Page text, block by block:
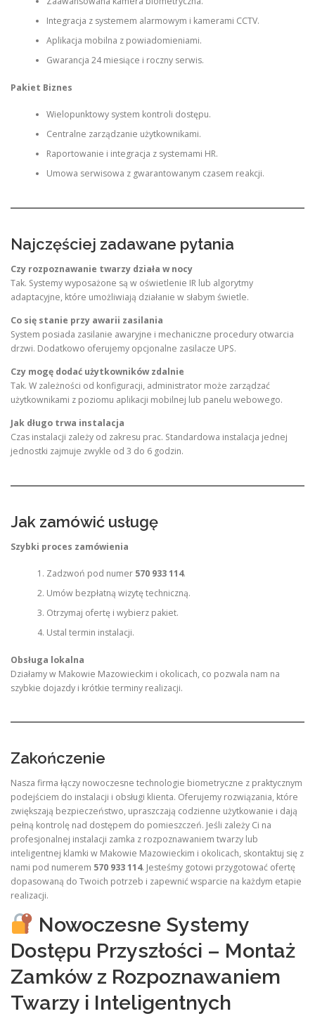
Integracja z systemem alarmowym i kamerami CCTV.
Aplikacja mobilna z powiadomieniami.
Gwarancja 24 miesiące i roczny serwis.
Pakiet Biznes
Wielopunktowy system kontroli dostępu.
Centralne zarządzanie użytkownikami.
Raportowanie i integracja z systemami HR.
Umowa serwisowa z gwarantowanym czasem reakcji.
Najczęściej zadawane pytania
Czy rozpoznawanie twarzy działa w nocy
Tak. Systemy wyposażone są w oświetlenie IR lub algorytmy
adaptacyjne, które umożliwiają działanie w słabym świetle.
Co się stanie przy awarii zasilania
System posiada zasilanie awaryjne i mechaniczne procedury otwarcia
drzwi. Dodatkowo oferujemy opcjonalne zasilacze UPS.
Czy mogę dodać użytkowników zdalnie
Tak. W zależności od konfiguracji, administrator może zarządzać
użytkownikami z poziomu aplikacji mobilnej lub panelu webowego.
Jak długo trwa instalacja
Czas instalacji zależy od zakresu prac. Standardowa instalacja jednej
jednostki zajmuje zwykle od 3 do 6 godzin.
Jak zamówić usługę
Szybki proces zamówienia
Zadzwoń pod numer 570 933 114.
Umów bezpłatną wizytę techniczną.
Otrzymaj ofertę i wybierz pakiet.
Ustal termin instalacji.
Obsługa lokalna
Działamy w Makowie Mazowieckim i okolicach, co pozwala nam na
szybkie dojazdy i krótkie terminy realizacji.
Zakończenie
Nasza firma łączy nowoczesne technologie biometryczne z praktycznym
podejściem do instalacji i obsługi klienta. Oferujemy rozwiązania, które
zwiększają bezpieczeństwo, upraszczają codzienne użytkowanie i dają
pełną kontrolę nad dostępem do pomieszczeń. Jeśli zależy Ci na
profesjonalnej instalacji zamka z rozpoznawaniem twarzy lub
inteligentnej klamki w Makowie Mazowieckim i okolicach, skontaktuj się z
nami pod numerem 570 933 114. Jesteśmy gotowi przygotować ofertę
dopasowaną do Twoich potrzeb i zapewnić wsparcie na każdym etapie
realizacji.
Nowoczesne Systemy
Dostępu Przyszłości – Montaż
Zamków z Rozpoznawaniem
Twarzy i Inteligentnych